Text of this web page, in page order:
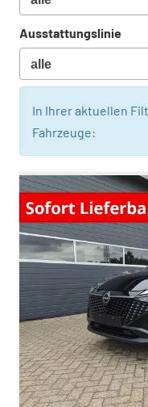
Ausstattungslinie
In Ihrer aktuellen
Fahrzeuge: